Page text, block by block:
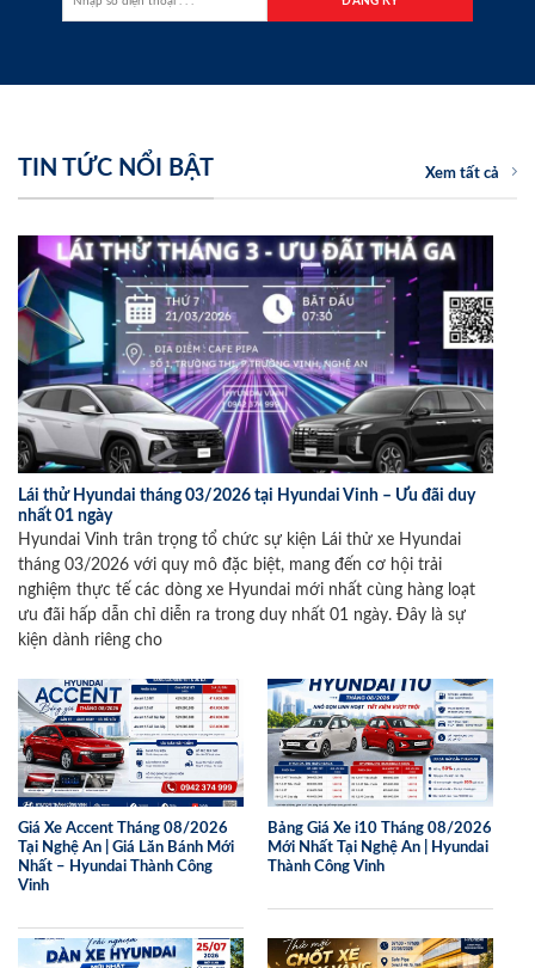
TIN TỨC NỔI BẬT Xem tất cả
Lái thử Hyundai tháng 03/2026 tại Hyundai Vinh – Ưu đãi duy
nhất 01 ngày
Hyundai Vinh trân trọng tổ chức sự kiện Lái thử xe Hyundai
tháng 03/2026 với quy mô đặc biệt, mang đến cơ hội trải
nghiệm thực tế các dòng xe Hyundai mới nhất cùng hàng loạt
ưu đãi hấp dẫn chỉ diễn ra trong duy nhất 01 ngày. Đây là sự
kiện dành riêng cho
Giá Xe Accent Tháng 08/2026
Tại Nghệ An | Giá Lăn Bánh Mới
Nhất – Hyundai Thành Công
Vinh
Bảng Giá Xe i10 Tháng 08/2026
Mới Nhất Tại Nghệ An | Hyundai
Thành Công Vinh